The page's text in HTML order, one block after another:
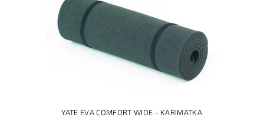
YATE EVA COMFORT WIDE - KARIMATKA